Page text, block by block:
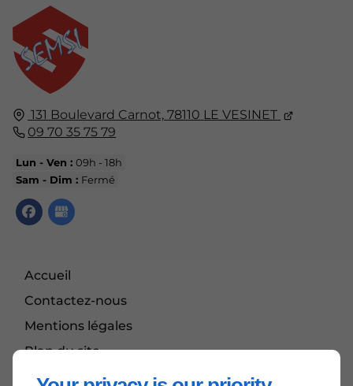
131 Boulevard Carnot, 78110 LE VESINET
09 70 35 75 79
Lun - Ven :09h - 18h
Sam - Dim : Fermé
Accueil
Contactez-nous
Mentions légales
Plan du site